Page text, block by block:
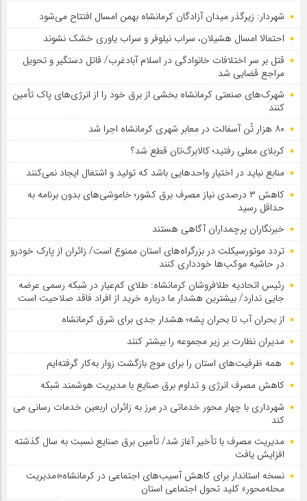
شهردار: زیرگذر میدان آزادگان کرمانشاه بهمن امسال افتتاح می‌شود
احتمالا امسال هشیلان، سراب نیلوفر و سراب یاوری خشک نشوند
قتل بر سر اختلافات خانوادگی در اسلام آبادغرب/ قاتل دستگیر و تحویل
مراجع قضایی شد
شهرک‌های صنعتی کرمانشاه بخشی از برق خود را از انرژی‌های پاک تأمین
کنند
۸۰ هزار تُن آسفالت در معابر شهری کرمانشاه اجرا شد
کربلای معلی رفتید؛ کالابرگ‌تان قطع شد؟
منابع نباید در اختیار واحدهایی باشد که تولید و اشتغال ایجاد نمی‌کنند
کاهش ۳ درصدی نیاز مصرف برق کشور؛ خاموشی‌های بدون برنامه به
حداقل رسید
خبرنگاران پرچمداران آگاهی هستند
تردد موتورسیکلت در بزرگراه‌های استان ممنوع است/ زائران از پارک خودرو
در حاشیه موکب‌ها خودداری کنند
رئیس اتحادیه طلافروشان کرمانشاه: طلای کم‌عیار در شبکه رسمی عرضه
جایی ندارد/ بیشترین هشدار ما درباره خرید از افراد فاقد صلاحیت است
از بحران آب تا بحران پشه؛ هشدار جدی برای شرق کرمانشاه
مدیران نظارت بر زیر مجموعه را بیشتر کنند
همه ظرفیت‌های استان را برای موج بازگشت زوار به‌کار گرفته‌ایم
کاهش مصرف انرژی و تداوم برق صنایع با مدیریت هوشمند شبکه
شهرداری با چهار محور خدماتی در مرز به زائران اربعین خدمات رسانی می
کند
مدیریت مصرف با تأخیر آغاز شد/ تأمین برق صنایع نسبت به سال گذشته
افزایش یافت
نسخه استاندار برای کاهش آسیب‌های اجتماعی در کرمانشاه؛«مدیریت
محله‌محور» کلید تحول اجتماعی استان